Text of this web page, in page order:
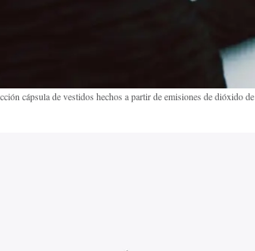
cápsula de vestidos hechos a partir de emisiones de dióxido de